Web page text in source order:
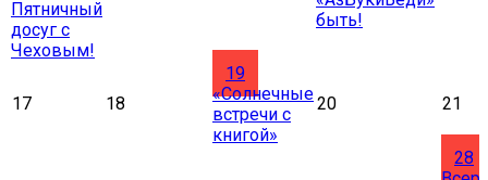
Пятничный
досуг с
Чеховым!
быть!
17 18
19
«Солнечные
встречи с
книгой»
20 21
28